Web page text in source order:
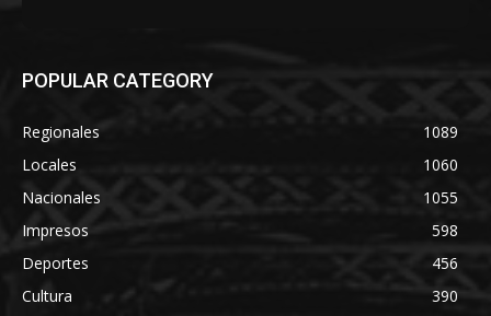
POPULAR CATEGORY
Regionales
1089
Locales
1060
Nacionales
1055
Impresos
598
Deportes
456
Cultura
390